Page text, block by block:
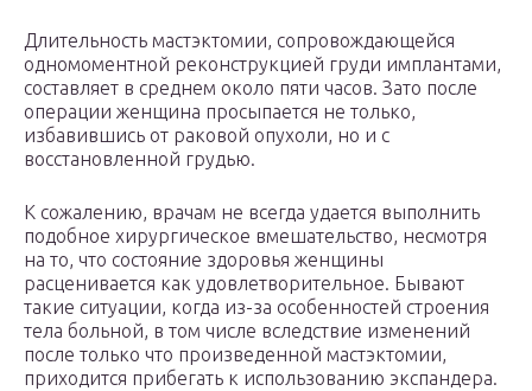
Длительность мастэктомии, сопровождающейся
одномоментной реконструкцией груди имплантами,
составляет в среднем около пяти часов. Зато после
операции женщина просыпается не только,
избавившись от раковой опухоли, но и с
восстановленной грудью.
К сожалению, врачам не всегда удается выполнить
подобное хирургическое вмешательство, несмотря
на то, что состояние здоровья женщины
расценивается как удовлетворительное. Бывают
такие ситуации, когда из-за особенностей строения
тела больной, в том числе вследствие изменений
после только что произведенной мастэктомии,
приходится прибегать к использованию экспандера.